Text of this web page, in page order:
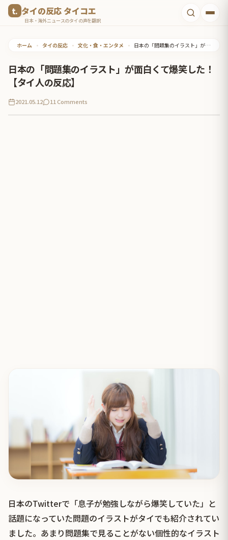
タイの反応 タイコエ
日本・海外ニュースのタイの声を翻訳
ホーム • タイの反応 • 文化・食・エンタメ • 日本の「問題集のイラスト」が面白くて爆笑した！【タイ人の反応】
日本の「問題集のイラスト」が面白くて爆笑した！
【タイ人の反応】
2021.05.12 11 Comments
日本のTwitterで「息子が勉強しながら爆笑していた」と
話題になっていた問題のイラストがタイでも紹介されてい
ました。あまり問題集で見ることがない個性的なイラスト